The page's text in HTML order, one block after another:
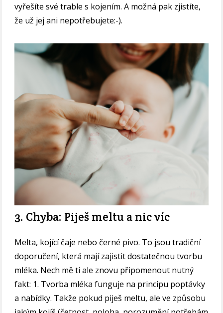
vyřešíte své trable s kojením. A možná pak zjistíte,
že už jej ani nepotřebujete:-).
3. Chyba: Piješ meltu a nic víc
Melta, kojící čaje nebo černé pivo. To jsou tradiční
doporučení, která mají zajistit dostatečnou tvorbu
mléka. Nech mě ti ale znovu připomenout nutný
fakt: 1. Tvorba mléka funguje na principu poptávky
a nabídky. Takže pokud piješ meltu, ale ve způsobu